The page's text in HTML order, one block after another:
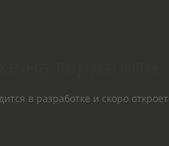
в разработке и скоро